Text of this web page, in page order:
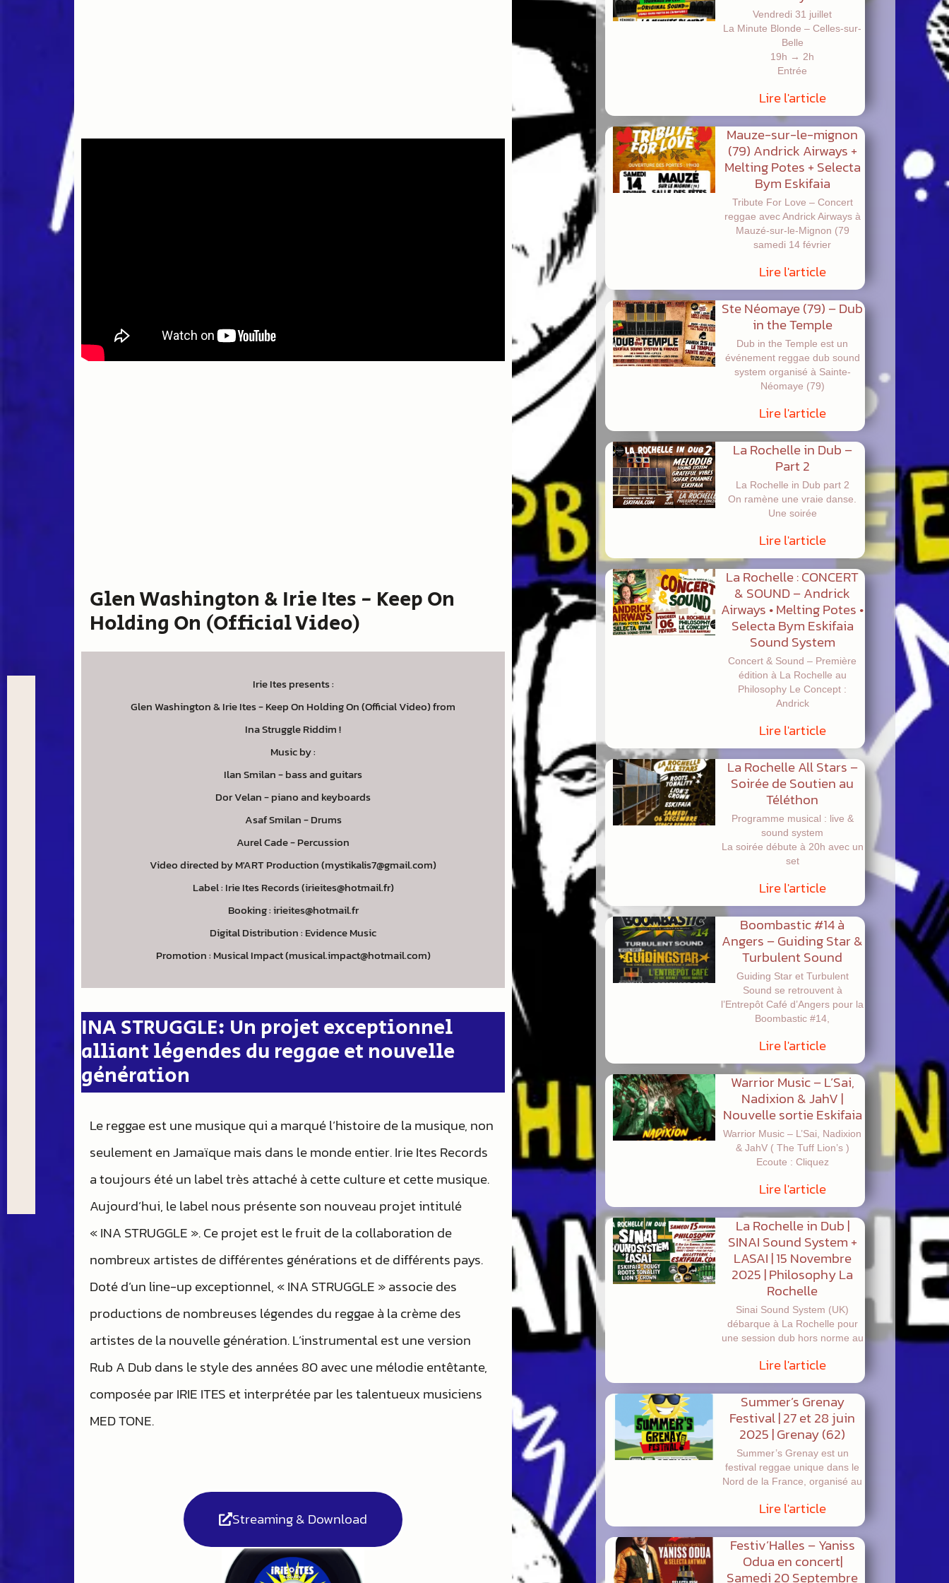
Glen Washington & Irie Ites - Keep On
Holding On (Official Video)
Irie Ites presents :
Glen Washington & Irie Ites - Keep On Holding On (Official Video) from
Ina Struggle Riddim !
Music by :
Ilan Smilan - bass and guitars
Dor Velan - piano and keyboards
Asaf Smilan - Drums
Aurel Cade - Percussion
Video directed by M'ART Production (mystikalis7@gmail.com)
Label : Irie Ites Records (irieites@hotmail.fr)
Booking : irieites@hotmail.fr
Digital Distribution : Evidence Music
Promotion : Musical Impact (musical.impact@hotmail.com)
INA STRUGGLE: Un projet exceptionnel
alliant légendes du reggae et nouvelle
génération
Le reggae est une musique qui a marqué l’histoire de la musique, non
seulement en Jamaïque mais dans le monde entier. Irie Ites Records
a toujours été un label très attaché à cette culture et cette musique.
Aujourd’hui, le label nous présente son nouveau projet intitulé
« INA STRUGGLE ». Ce projet est le fruit de la collaboration de
nombreux artistes de différentes générations et de différents pays.
Doté d’un line-up exceptionnel, « INA STRUGGLE » associe des
productions de nombreuses légendes du reggae à la crème des
artistes de la nouvelle génération. L’instrumental est une version
Rub A Dub dans le style des années 80 avec une mélodie entêtante,
composée par IRIE ITES et interprétée par les talentueux musiciens
MED TONE.
Streaming & Download
Vendredi 31 juillet
La Minute Blonde – Celles-sur-
Belle
19h → 2h
Entrée
Lire l'article
Mauze-sur-le-mignon
(79) Andrick Airways +
Melting Potes + Selecta
Bym Eskifaia
Tribute For Love – Concert
reggae avec Andrick Airways à
Mauzé-sur-le-Mignon (79
samedi 14 février
Lire l'article
Ste Néomaye (79) – Dub
in the Temple
Dub in the Temple est un
événement reggae dub sound
system organisé à Sainte-
Néomaye (79)
Lire l'article
La Rochelle in Dub –
Part 2
La Rochelle in Dub part 2
On ramène une vraie danse.
Une soirée
Lire l'article
La Rochelle : CONCERT
& SOUND – Andrick
Airways • Melting Potes •
Selecta Bym Eskifaia
Sound System
Concert & Sound – Première
édition à La Rochelle au
Philosophy Le Concept :
Andrick
Lire l'article
La Rochelle All Stars –
Soirée de Soutien au
Téléthon
Programme musical : live &
sound system
La soirée débute à 20h avec un
set
Lire l'article
Boombastic #14 à
Angers – Guiding Star &
Turbulent Sound
Guiding Star et Turbulent
Sound se retrouvent à
l’Entrepôt Café d’Angers pour la
Boombastic #14,
Lire l'article
Warrior Music – L’Sai,
Nadixion & JahV |
Nouvelle sortie Eskifaia
Warrior Music – L’Sai, Nadixion
& JahV ( The Tuff Lion’s )
Ecoute : Cliquez
Lire l'article
La Rochelle in Dub |
SINAI Sound System +
LASAI | 15 Novembre
2025 | Philosophy La
Rochelle
Sinai Sound System (UK)
débarque à La Rochelle pour
une session dub hors norme au
Lire l'article
Summer’s Grenay
Festival | 27 et 28 juin
2025 | Grenay (62)
Summer’s Grenay est un
festival reggae unique dans le
Nord de la France, organisé au
Lire l'article
Festiv’Halles – Yaniss
Odua en concert|
Samedi 20 Septembre